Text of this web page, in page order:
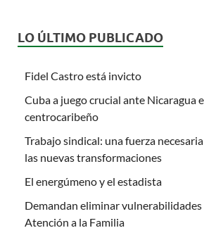
LO ÚLTIMO PUBLICADO
Fidel Castro está invicto
Cuba a juego crucial ante Nicaragua
centrocaribeño
Trabajo sindical: una fuerza
las nuevas transformaciones
El energúmeno y el estadista
Demandan eliminar vulnerabilidades
Atención a la Familia